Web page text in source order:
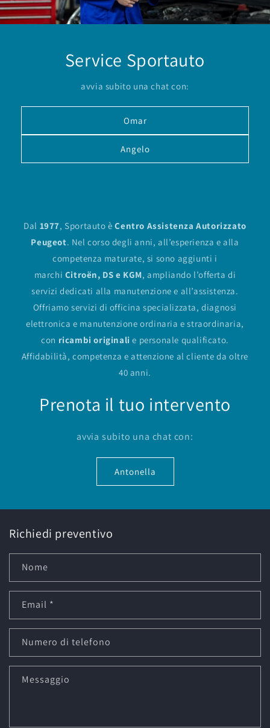
Service Sportauto
avvia subito una chat con:
Omar
Angelo
Dal 1977, Sportauto èCentro Assistenza Autorizzato
Peugeot. Nel corso degli anni, all’esperienza e alla
competenza maturate, si sono aggiunti i
marchi Citroën, DS e KGM, ampliando l’offerta di
servizi dedicati alla manutenzione e all’assistenza.
Offriamo servizi di officina specializzata, diagnosi
elettronica e manutenzione ordinaria e straordinaria,
con ricambi originali e personale qualificato.
Affidabilità, competenza e attenzione al cliente da oltre
40 anni.
Prenota il tuo intervento
avvia subito una chat con:
Antonella
Richiedi preventivo
Nome
Email *
Numero di telefono
Messaggio